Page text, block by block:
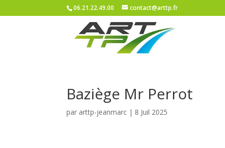
06.21.22.49.00 contact@arttp.fr
Baziège Mr Perrot
par arttp-jeanmarc | 8 Juil 2025